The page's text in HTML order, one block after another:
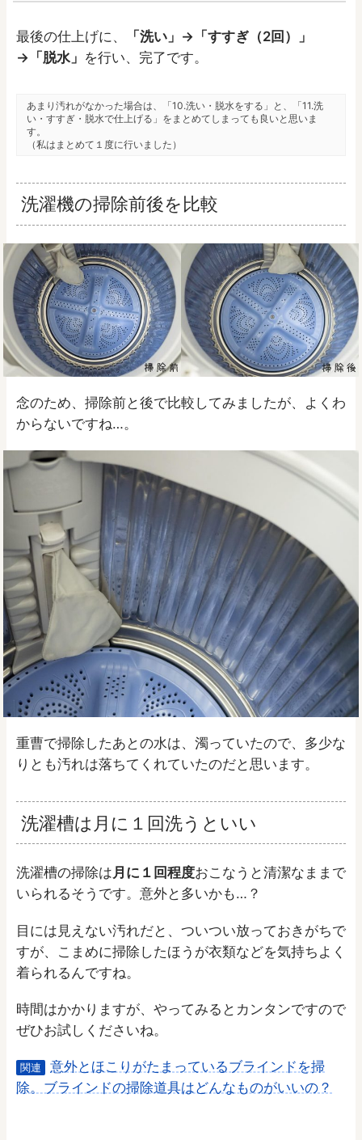
最後の仕上げに、
「洗い」→「すすぎ（2回）」
→「脱水」 を行い、完了です。
あまり汚れがなかった場合は、「10.洗い・脱水をする」と、「11.洗
い・すすぎ・脱水で仕上げる」をまとめてしまっても良いと思いま
す。
（私はまとめて１度に行いました）
洗濯機の掃除前後を比較
念のため、掃除前と後で比較してみましたが、よくわ
からないですね…。
重曹で掃除したあとの水は、濁っていたので、多少な
りとも汚れは落ちてくれていたのだと思います。
洗濯槽は月に１回洗うといい
洗濯槽の掃除は月に１回程度おこなうと清潔なままで
いられるそうです。意外と多いかも…？
目には見えない汚れだと、ついつい放っておきがちで
すが、こまめに掃除したほうが衣類などを気持ちよく
着られるんですね。
時間はかかりますが、やってみるとカンタンですので
ぜひお試しくださいね。
関連
意外とほこりがたまっているブラインドを掃
除。ブラインドの掃除道具はどんなものがいいの？